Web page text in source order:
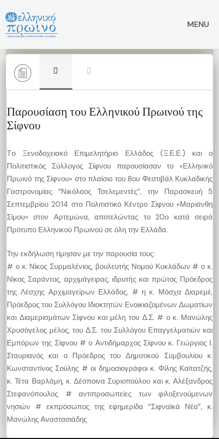
σε
περιεχόμενο
MENU
Παρουσίαση του Ελληνικού Πρωινού της
Σίφνου
Tο Ξενοδοχειακό Επιμελητήριο Ελλάδος (Ξ.Ε.Ε.) και ο
Πολιτιστικός Σύλλογος Σίφνου παρουσίασαν το «Ελληνικό
Πρωινό της Σίφνου» στο πλαίσιο του 8ου Φεστιβάλ Κυκλαδικής
Γαστρονομίας “Νικόλαος Τσελεμεντές”, την Παρασκευή 5
Σεπτεμβρίου 2014 στο Πολιτιστικό Κέντρο Σίφνου «Μαριάνθη
Σίμου» στον Αρτεμώνα, αποτελώντας το 20ο κατά σειρά
Πρότυπο Ελληνικού Πρωινού σε όλη την Ελλάδα.
Την εκδήλωση τίμησαν με την παρουσία τους:
# ο κ. Νίκος Συρμαλένιος, βουλευτής Νομού Κυκλάδων # ο κ.
Νίκος Σαράντος, αρχιμάγειρας, ιδρυτής και πρώτος Πρόεδρος
της Λέσχης Αρχιμαγείρων Ελλάδος, # η κ. Μόσχα Διαρεμέ,
Πρόεδρος του Συλλόγου Ιδιοκτητών Ενοικιαζομένων Δωματίων
και Διαμερισμάτων Σίφνου και μέλη του Δ.Σ. # ο κ. Μανώλης
Χρυσόγελος μέλος, του Δ.Σ. του Συλλόγου Επαγγελματιών και
Εμπόρων της Σίφνου # ο Αντιδήμαρχος Σίφνου κ. Γεώργιος Ι.
Σταυριανός και ο Πρόεδρος του Δημοτικού Συμβουλίου κ.
Κωνσταντίνος Σούλης # οι δημοσιογράφοι κ. Φίλης Καϊτατζής,
κ. Τέτα Βαρλάμη, κ. Δέσποινα Συριοπούλου και κ. Αλέξανδρος
Στεφανόπουλος # αντιπροσωπείες των φιλοξενούμενων
νησιών # εκπρόσωπος της εφημερίδα “Σιφναϊκά Νέα”, κ.
Μανώλης Αναστασιάδης